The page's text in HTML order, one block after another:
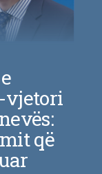
vjetori
që